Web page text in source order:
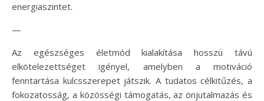
energiaszintet.
—
Az egészséges életmód kialakítása hosszú távú
elkötelezettséget igényel, amelyben a motiváció
fenntartása kulcsszerepet játszik. A tudatos célkitűzés, a
fokozatosság, a közösségi támogatás, az önjutalmazás és